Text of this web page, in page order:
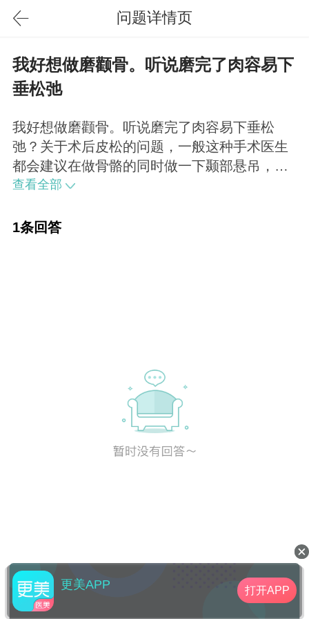
问题详情页
我好想做磨颧骨。听说磨完了肉容易下
垂松弛
我好想做磨颧骨。听说磨完了肉容易下垂松
弛？关于术后皮松的问题，一般这种手术医生
都会建议在做骨骼的同时做一下颞部悬吊，也
就是让可能术后松弛（并不是所有人做完这种
后效果就会美观且精神面貌好了。
查看全部
1条回答
更美APP 打开APP